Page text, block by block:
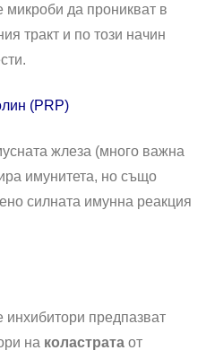
микроби да проникват в
тракт и по този начин
(PRP)
жлеза (много важна
имунитета, но също
силната имунна реакция
инхибитори предпазват
на коластрата от